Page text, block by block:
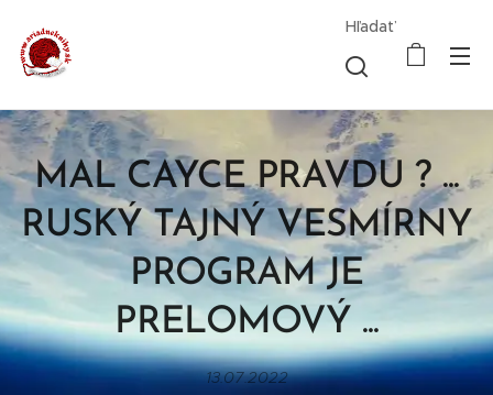
Hľadať
MAL CAYCE PRAVDU ? ...
RUSKÝ TAJNÝ VESMÍRNY
PROGRAM JE
PRELOMOVÝ ...
13.07.2022